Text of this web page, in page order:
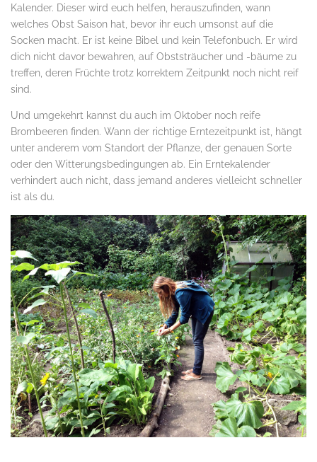
Kalender. Dieser wird euch helfen, herauszufinden, wann
welches Obst Saison hat, bevor ihr euch umsonst auf die
Socken macht. Er ist keine Bibel und kein Telefonbuch. Er wird
dich nicht davor bewahren, auf Obststräucher und -bäume zu
treffen, deren Früchte trotz korrektem Zeitpunkt noch nicht reif
sind.
Und umgekehrt kannst du auch im Oktober noch reife
Brombeeren finden. Wann der richtige Erntezeitpunkt ist, hängt
unter anderem vom Standort der Pflanze, der genauen Sorte
oder den Witterungsbedingungen ab. Ein Erntekalender
verhindert auch nicht, dass jemand anderes vielleicht schneller
ist als du.